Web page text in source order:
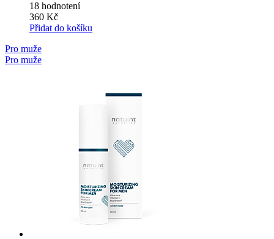
18 hodnotení
360 Kč
Přidat do košíku
Pro muže
Pro muže